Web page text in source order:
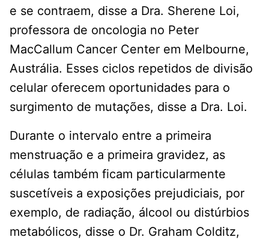
e se contraem, disse a Dra. Sherene Loi,
professora de oncologia no Peter
MacCallum Cancer Center em Melbourne,
Austrália. Esses ciclos repetidos de divisão
celular oferecem oportunidades para o
surgimento de mutações, disse a Dra. Loi.
Durante o intervalo entre a primeira
menstruação e a primeira gravidez, as
células também ficam particularmente
suscetíveis a exposições prejudiciais, por
exemplo, de radiação, álcool ou distúrbios
metabólicos, disse o Dr. Graham Colditz,